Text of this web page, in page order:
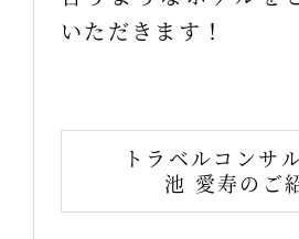
いただきます！
トラベルコンサ
池 愛寿のご